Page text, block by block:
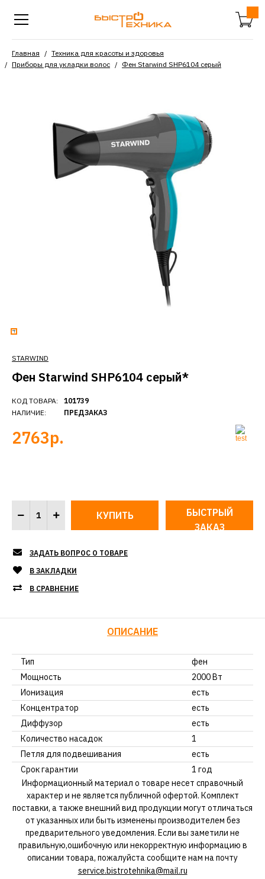
Главная
Техника для красоты и здоровья
Приборы для укладки волос
Фен Starwind SHP6104 серый
STARWIND
Фен Starwind SHP6104 серый*
КОД ТОВАРА:
НАЛИЧИЕ:
101739
ПРЕДЗАКАЗ
2763р.
БЫСТРЫЙ
ЗАКАЗ
ЗАДАТЬ ВОПРОС О ТОВАРЕ
В ЗАКЛАДКИ
В СРАВНЕНИЕ
ОПИСАНИЕ
Тип
фен
Мощность
2000 Вт
Ионизация
есть
Концентратор
есть
Диффузор
есть
Количество насадок
1
Петля для подвешивания
есть
Срок гарантии
1 год
Информационный материал о товаре несет справочный
характер и не является публичной офертой. Комплект
поставки, а также внешний вид продукции могут отличаться
от указанных или быть изменены производителем без
предварительного уведомления. Если вы заметили не
правильную,ошибочную или некорректную информацию в
описании товара, пожалуйста сообщите нам на почту
service.bistrotehnika@mail.ru